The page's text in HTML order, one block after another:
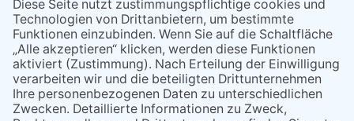
Mittelrhein Tageblatt – Deutsches-Tageblatt – Das
News- und Ratgeberportal